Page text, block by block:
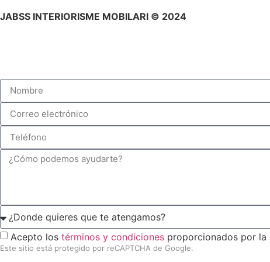
JABSS INTERIORISME MOBILARI © 2024
Acepto los términos y condiciones proporcionados por la
Este sitio está protegido por reCAPTCHA de Google.